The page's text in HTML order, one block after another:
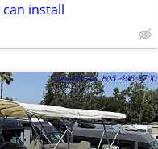
install